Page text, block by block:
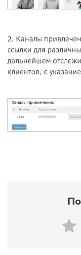
2. Каналы
ссылки для
дальнейшем
клиентов, с